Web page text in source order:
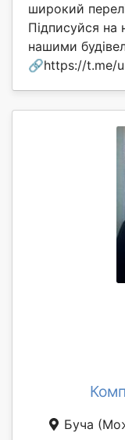
широкий
Підписуйся на
нашими
🔗https://t.me/
Буча